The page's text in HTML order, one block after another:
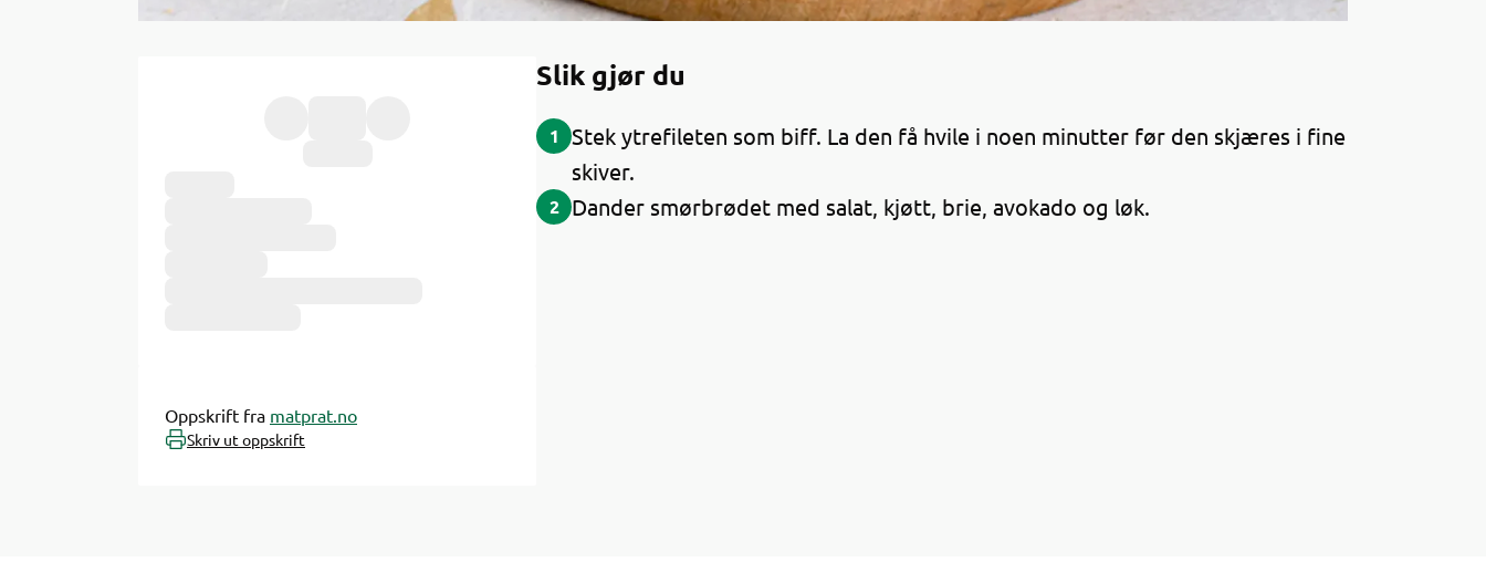
Oppskrift fra matprat.no
Skriv ut oppskrift
Slik gjør du
1
Stek ytrefileten som biff. La den få hvile i noen minutter før den skjæres i fine
skiver.
2 Dander smørbrødet med salat, kjøtt, brie, avokado og løk.